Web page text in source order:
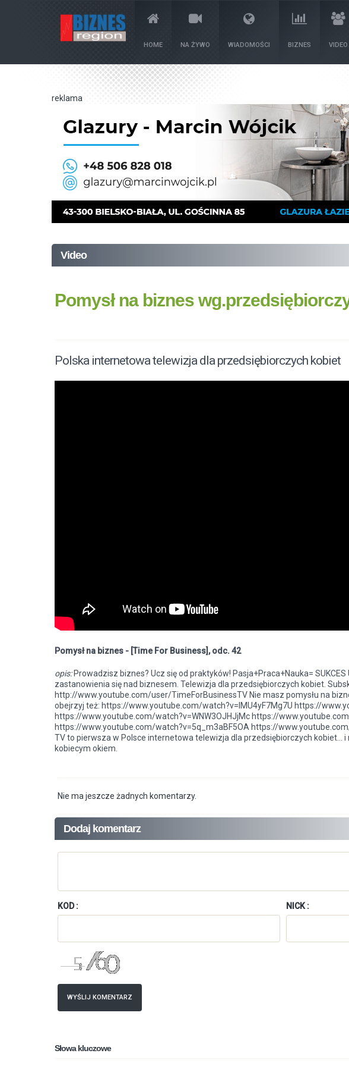
HOME NA ŻYWO WIADOMOŚCI BIZNES VIDEO
reklama
Video
Pomysł na biznes
Polska internetowa telewizja dla przedsiębiorczych kobiet
Pomysł na biznes - [Time For Business], odc. 42
opis:Prowadzisz biznes? Ucz się od praktyków! Pasja+Praca+Nauka=
zastanowienia się nad biznesem. Telewizja dla przedsiębiorczych kobiet.
http://www.youtube.com/user/TimeForBusinessTV Nie masz pomysłu na
obejrzyj też: https://www.youtube.com/watch?v=IMU4yF7Mg7U https://
https://www.youtube.com/watch?v=WNW3OJHJjMc https://
https://www.youtube.com/watch?v=5q_m3aBF5OA https://
TV to pierwsza w Polsce internetowa telewizja dla przedsiębiorczych kobiet...
kobiecym okiem.
Nie ma jeszcze żadnych komentarzy.
Dodaj komentarz
KOD : NICK :
WYŚLIJ KOMENTARZ
Słowa kluczowe